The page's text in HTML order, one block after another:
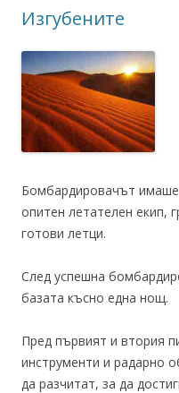
Изгубените
Бомбардировачът
опитен летателен екип,
готови летци.
След успешна
базата късно една нощ.
Пред първият и втория
инструменти и радарно
да разчитат, за да